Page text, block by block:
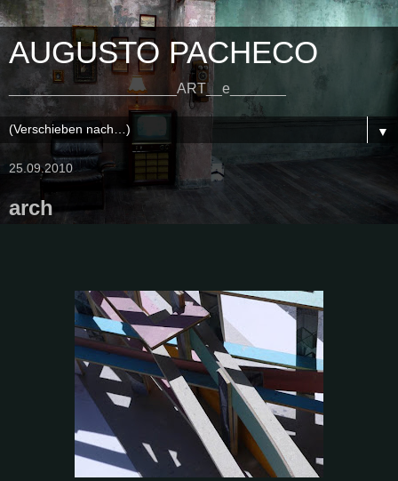
AUGUSTO PACHECO
_____________________ART__e_______
▼
25.09.2010
arch